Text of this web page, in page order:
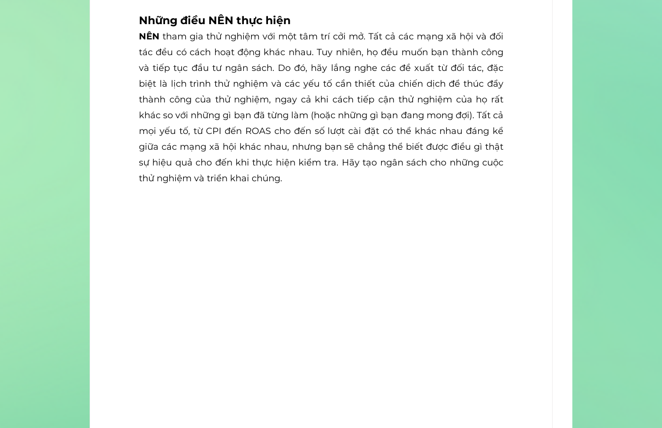
Những điều NÊN thực hiện
NÊN tham gia thử nghiệm với một tâm trí cởi mở. Tất cả các mạng xã hội và đối
tác đều có cách hoạt động khác nhau. Tuy nhiên, họ đều muốn bạn thành công
và tiếp tục đầu tư ngân sách. Do đó, hãy lắng nghe các đề xuất từ đối tác, đặc
biệt là lịch trình thử nghiệm và các yếu tố cần thiết của chiến dịch để thúc đẩy
thành công của thử nghiệm, ngay cả khi cách tiếp cận thử nghiệm của họ rất
khác so với những gì bạn đã từng làm (hoặc những gì bạn đang mong đợi). Tất cả
mọi yếu tố, từ CPI đến ROAS cho đến số lượt cài đặt có thể khác nhau đáng kể
giữa các mạng xã hội khác nhau, nhưng bạn sẽ chẳng thể biết được điều gì thật
sự hiệu quả cho đến khi thực hiện kiểm tra. Hãy tạo ngân sách cho những cuộc
thử nghiệm và triển khai chúng.